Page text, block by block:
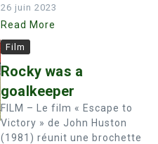
26 juin 2023
Read More
Film
Rocky was a
goalkeeper
FILM – Le film « Escape to
Victory » de John Huston
(1981) réunit une brochette